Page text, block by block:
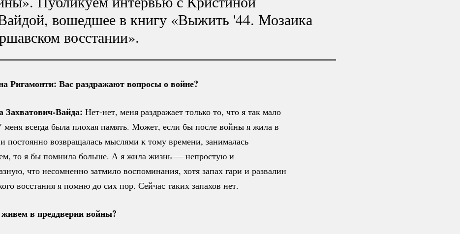
, вошедшее в книгу «Выжить '44. Мозаика
восстании».
Ригамонти: Вас раздражают вопросы о войне?
Захватович-Вайда: Нет-нет, меня раздражает только то, что я так мало
всегда была плохая память. Может, если бы после войны я жила в
постоянно возвращалась мыслями к тому времени, занималась
то я бы помнила больше. А я жила жизнь — непростую и
что несомненно затмило воспоминания, хотя запах гари и развалин
восстания я помню до сих пор. Сейчас таких запахов нет.
в преддверии войны?